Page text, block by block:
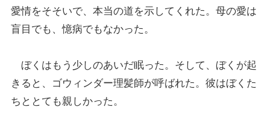
愛情をそそいで、本当の道を示してくれた。母の愛は
盲目でも、憶病でもなかった。
ぼくはもう少しのあいだ眠った。そして、ぼくが起
きると、ゴウィンダー理髪師が呼ばれた。彼はぼくた
ちととても親しかった。